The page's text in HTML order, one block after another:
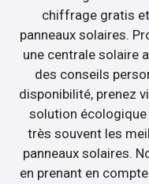
chiffrage gratis
panneaux solaires.
une centrale solaire
des conseils
disponibilité, prenez
solution
très souvent les
panneaux solaires.
en prenant en